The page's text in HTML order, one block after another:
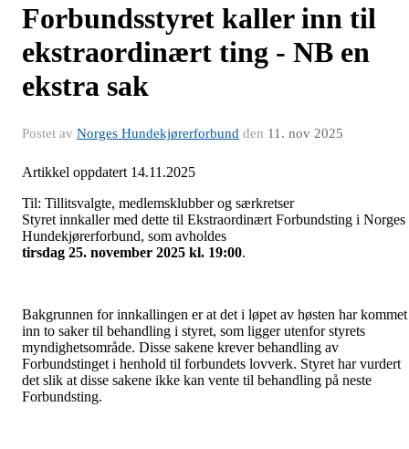
Forbundsstyret kaller inn til
ekstraordinært ting - NB en
ekstra sak
Postet av Norges Hundekjørerforbund den 11. nov 2025
Artikkel oppdatert 14.11.2025
Til: Tillitsvalgte, medlemsklubber og særkretser
Styret innkaller med dette til Ekstraordinært Forbundsting i Norges
Hundekjørerforbund, som avholdes
tirsdag 25. november 2025 kl. 19:00.
Bakgrunnen for innkallingen er at det i løpet av høsten har kommet
inn to saker til behandling i styret, som ligger utenfor styrets
myndighetsområde. Disse sakene krever behandling av
Forbundstinget i henhold til forbundets lovverk. Styret har vurdert
det slik at disse sakene ikke kan vente til behandling på neste
Forbundsting.